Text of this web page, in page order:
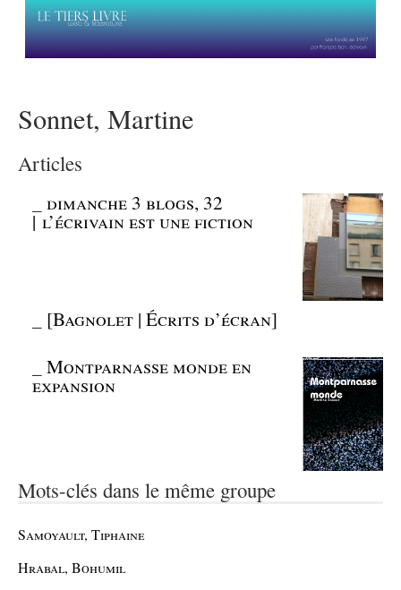
Sonnet, Martine
Articles
_dimanche 3 blogs, 32
| l’écrivain est une fiction
[Bagnolet | Écrits d’écran]
_Montparnasse monde en
expansion
Mots-clés dans le même groupe
Samoyault, Tiphaine
Hrabal, Bohumil